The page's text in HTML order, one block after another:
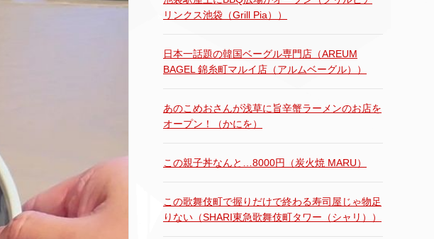
リンクス池袋（Grill Pia））
日本一話題の韓国ベーグル専門店（AREUM
BAGEL 錦糸町マルイ店（アルムベーグル））
あのこめおさんが浅草に旨辛蟹ラーメンのお店を
オープン！（かにを）
この親子丼なんと…8000円（炭火焼 MARU）
この歌舞伎町で握りだけで終わる寿司屋じゃ物足
りない（SHARI東急歌舞伎町タワー（シャリ））